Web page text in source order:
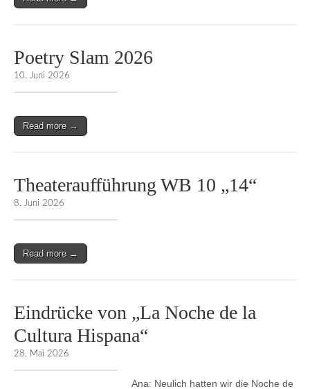
Poetry Slam 2026
10. Juni 2026
Read more →
Theateraufführung WB 10 „14“
8. Juni 2026
Read more →
Eindrücke von „La Noche de la
Cultura Hispana“
28. Mai 2026
Ana: Neulich hatten wir die Noche de